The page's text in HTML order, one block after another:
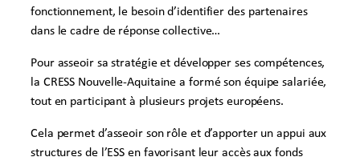
fonctionnement, le besoin d’identifier des partenaires
dans le cadre de réponse collective…
Pour asseoir sa stratégie et développer ses compétences,
la CRESS Nouvelle-Aquitaine a formé son équipe salariée,
tout en participant à plusieurs projets européens.
Cela permet d’asseoir son rôle et d’apporter un appui aux
structures de l’ESS en favorisant leur accès aux fonds